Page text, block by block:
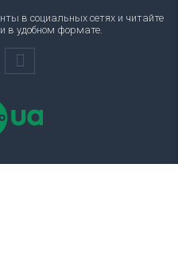
в социальных сетях и читайте
в удобном формате.